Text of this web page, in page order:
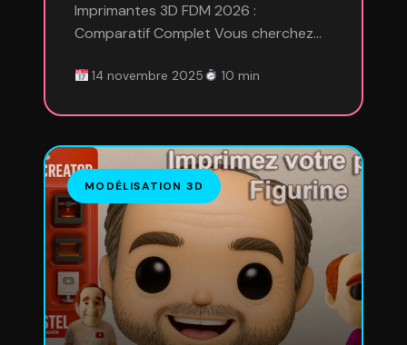
Imprimantes 3D FDM 2026 :
Comparatif Complet Vous cherchez…
14 novembre 2025 10 min
MODÉLISATION 3D